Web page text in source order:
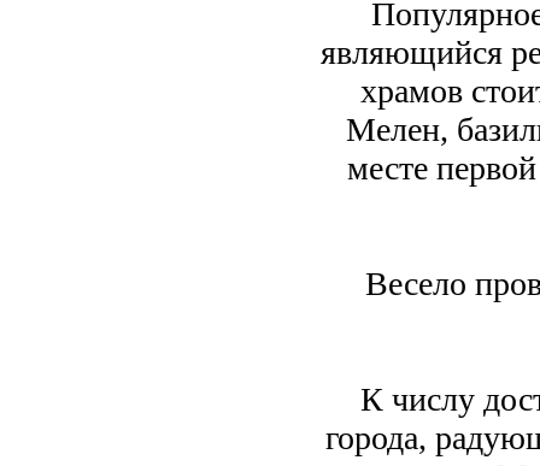
являющийся
храмов
Мелен,
месте
Весело
К числу
города,